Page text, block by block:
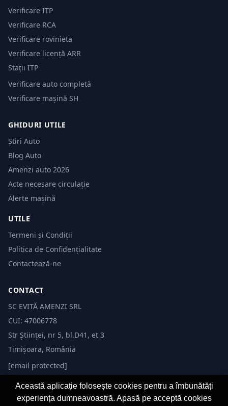
Verificare ITP
Verificare RCA
Verificare rovinieta
Verificare licență ARR
Stații ITP
Verificare auto completă
Verificare mașină SH
GHIDURI UTILE
Știri Auto
Blog Auto
Amenzi auto 2026
Acte necesare circulație
Alerte mașină
UTILE
Termeni și Condiții
Politica de Confidențialitate
Contactează-ne
CONTACT
SC EVITĂ AMENZI SRL
CUI: 47006778
Str Științei, nr 5, bl.D41, et 3
Timișoara, România
[email protected]
Această aplicație folosește cookies pentru a îmbunătăți
experiența dumneavoastră. Apasă pe acceptă cookies